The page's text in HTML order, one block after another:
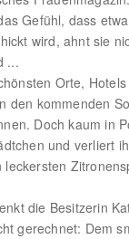
Gefühl, dass
wird, ahnt sie
...
Orte,
den kommenden
Doch kaum in
und verliert
die Besitzerin
gerechnet: Dem